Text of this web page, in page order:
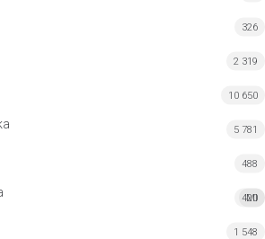
326
2 319
10 650
5 781
488
MI
420
1 548